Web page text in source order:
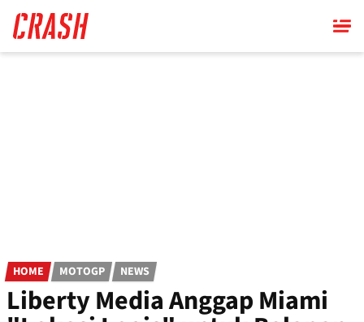
main
content
HOME MOTOGP NEWS
Liberty Media Anggap Miami